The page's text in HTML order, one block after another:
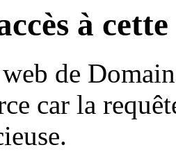
à
de
car la